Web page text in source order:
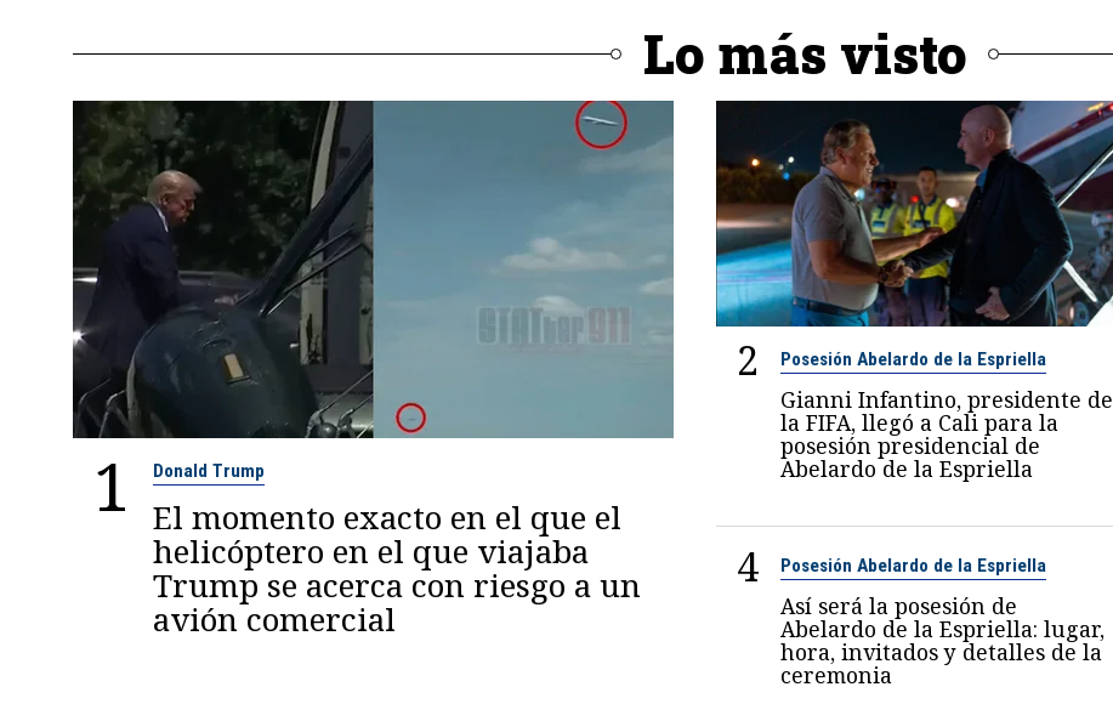
Lo más visto
1 Donald Trump
El momento exacto en el que el
helicóptero en el que viajaba
Trump se acerca con riesgo a un
avión comercial
2 Posesión Abelardo de la Espriella
Gianni Infantino, presidente de
la FIFA, llegó a Cali para la
posesión presidencial de
Abelardo de la Espriella
4 Posesión Abelardo de la Espriella
Así será la posesión de
Abelardo de la Espriella: lugar,
hora, invitados y detalles de la
ceremonia